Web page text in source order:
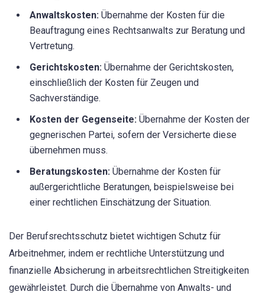
Anwaltskosten: Übernahme der Kosten für die
Beauftragung eines Rechtsanwalts zur Beratung und
Vertretung.
Gerichtskosten: Übernahme der Gerichtskosten,
einschließlich der Kosten für Zeugen und
Sachverständige.
Kosten der Gegenseite: Übernahme der Kosten der
gegnerischen Partei, sofern der Versicherte diese
übernehmen muss.
Beratungskosten: Übernahme der Kosten für
außergerichtliche Beratungen, beispielsweise bei
einer rechtlichen Einschätzung der Situation.
Der Berufsrechtsschutz bietet wichtigen Schutz für
Arbeitnehmer, indem er rechtliche Unterstützung und
finanzielle Absicherung in arbeitsrechtlichen Streitigkeiten
gewährleistet. Durch die Übernahme von Anwalts- und